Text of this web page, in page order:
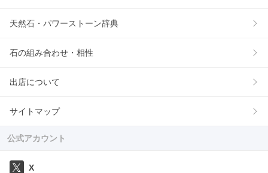
天然石・パワーストーン辞典
石の組み合わせ・相性
出店について
サイトマップ
公式アカウント
X